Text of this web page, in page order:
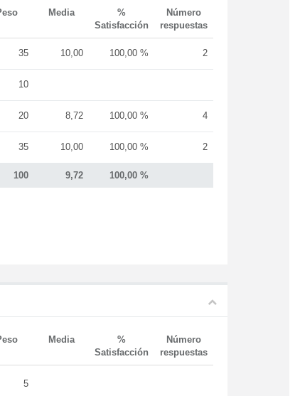
Media
%
Satisfacción
Número
respuestas
100 9,72 100,00 %
35 10,00 100,00 % 2
10
20 8,72 100,00 % 4
35 10,00 100,00 % 2
Media
%
Satisfacción
Número
respuestas
5